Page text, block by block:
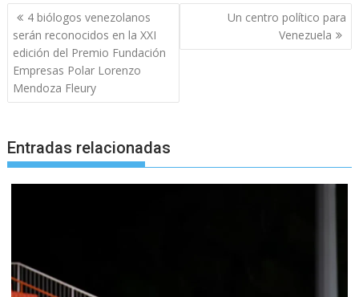
Navegación
de
entradas
4 biólogos venezolanos
serán reconocidos en la XXI
edición del Premio Fundación
Empresas Polar Lorenzo
Mendoza Fleury
Un centro político para
Venezuela
Entradas relacionadas